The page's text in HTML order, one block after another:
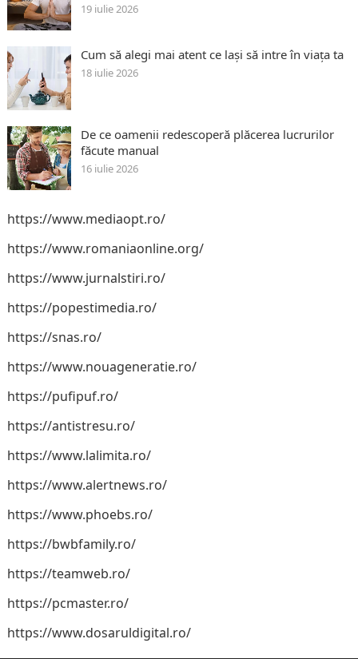
19 iulie 2026
Cum să alegi mai atent ce lași să intre în viața ta
18 iulie 2026
De ce oamenii redescoperă plăcerea lucrurilor
făcute manual
16 iulie 2026
https://www.mediaopt.ro/
https://www.romaniaonline.org/
https://www.jurnalstiri.ro/
https://popestimedia.ro/
https://snas.ro/
https://www.nouageneratie.ro/
https://pufipuf.ro/
https://antistresu.ro/
https://www.lalimita.ro/
https://www.alertnews.ro/
https://www.phoebs.ro/
https://bwbfamily.ro/
https://teamweb.ro/
https://pcmaster.ro/
https://www.dosaruldigital.ro/